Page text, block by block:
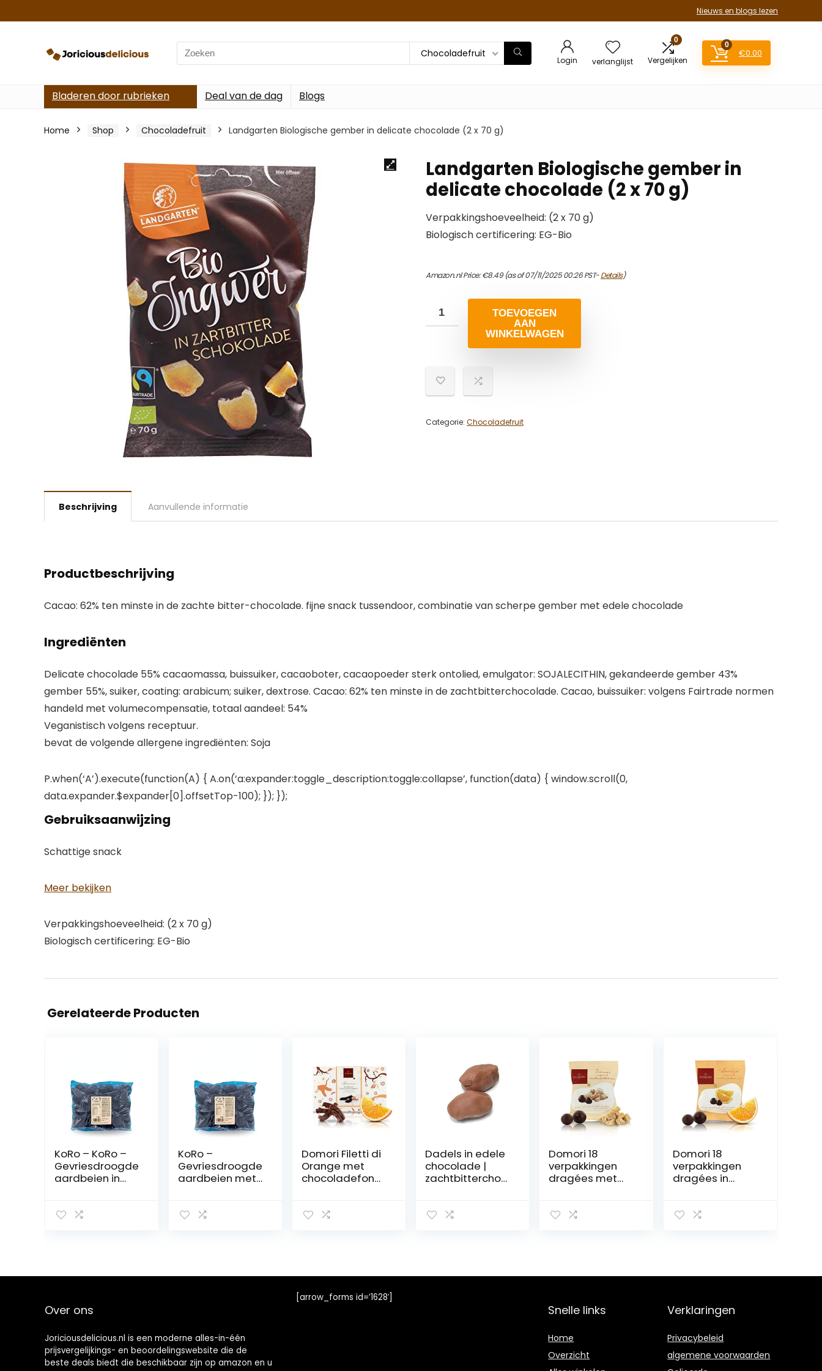
Nieuws en blogs lezen
Search
for:
Chocoladefruit
Login verlanglijst
0
Vergelijken
0
€0.00
Bladeren door rubrieken Deal van de dag Blogs
Home Shop Chocoladefruit Landgarten Biologische gember in delicate chocolade (2 x 70 g)
Landgarten Biologische gember in
delicate chocolade (2 x 70 g)
Verpakkingshoeveelheid: (2 x 70 g)
Biologisch certificering: EG-Bio
Amazon.nl Price:€8.49(as of 07/11/2025 00:26 PST-Details)
TOEVOEGEN
AAN
WINKELWAGEN
Categorie: Chocoladefruit
Beschrijving Aanvullende informatie
Productbeschrijving
Cacao: 62% ten minste in de zachte bitter-chocolade. fijne snack tussendoor, combinatie van scherpe gember met edele chocolade
Ingrediënten
Delicate chocolade 55% cacaomassa, buissuiker, cacaoboter, cacaopoeder sterk ontolied, emulgator: SOJALECITHIN, gekandeerde gember 43%
gember 55%, suiker, coating: arabicum; suiker, dextrose. Cacao: 62% ten minste in de zachtbitterchocolade. Cacao, buissuiker: volgens Fairtrade normen
handeld met volumecompensatie, totaal aandeel: 54%
Veganistisch volgens receptuur.
bevat de volgende allergene ingrediënten: Soja
P.when(‘A’).execute(function(A) { A.on(‘a:expander:toggle_description:toggle:collapse’, function(data) { window.scroll(0,
data.expander.$expander[0].offsetTop-100); }); });
Gebruiksaanwijzing
Schattige snack
Meer bekijken
Verpakkingshoeveelheid: (2 x 70 g)
Biologisch certificering: EG-Bio
Gerelateerde Producten
KoRo – KoRo –
Gevriesdroogde
aardbeien in
KoRo –
Gevriesdroogde
aardbeien met
Domori Filetti di
Orange met
chocoladefond
Dadels in edele
chocolade |
zachtbitterchoc
chocolade
Domori 18
verpakkingen
dragées met
fondant
Domori 18
verpakkingen
dragées in
belsteen, gevuld
Over ons
Joriciousdelicious.nl is een moderne alles-in-één
prijsvergelijkings- en beoordelingswebsite die de
beste deals biedt die beschikbaar zijn op amazon en u
[arrow_forms id=’1628′]
Snelle links
Home
Overzicht
Verklaringen
Privacybeleid
algemene voorwaarden